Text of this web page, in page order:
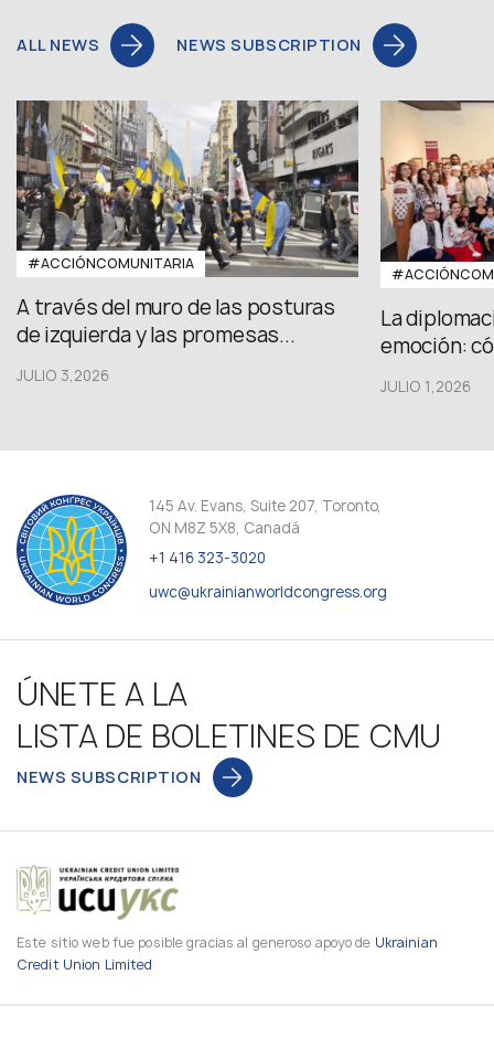
ALL NEWS NEWS SUBSCRIPTION
#ACCIÓNCOMUNITARIA
A través del muro de las posturas
de izquierda y las promesas...
JULIO 3,2026
La
emoción:
JULIO 1,2026
145 Av. Evans, Suite 207, Toronto,
ON M8Z 5X8, Canadá
+1 416 323-3020
uwc@ukrainianworldcongress.org
ÚNETE A LA
LISTA DE BOLETINES DE CMU
NEWS SUBSCRIPTION
Este sitio web fue posible gracias al generoso apoyo de Ukrainian
Credit Union Limited